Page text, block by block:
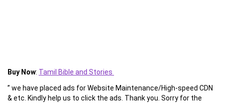
Buy Now: Tamil Bible and Stories
” we have placed ads for Website Maintenance/High-speed CDN
& etc. Kindly help us to click the ads. Thank you. Sorry for the